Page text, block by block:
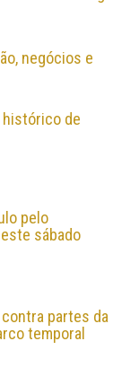
negócios e
de
pelo
sábado
partes da
temporal